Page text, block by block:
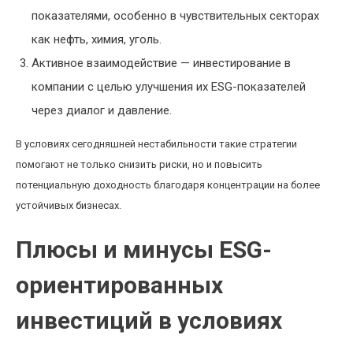
показателями, особенно в чувствительных секторах
как нефть, химия, уголь.
Активное взаимодействие — инвестирование в
компании с целью улучшения их ESG-показателей
через диалог и давление.
В условиях сегодняшней нестабильности такие стратегии
помогают не только снизить риски, но и повысить
потенциальную доходность благодаря концентрации на более
устойчивых бизнесах.
Плюсы и минусы ESG-
ориентированных
инвестиций в условиях